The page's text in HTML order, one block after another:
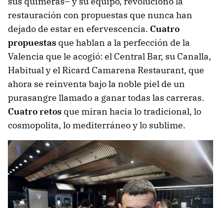
restauración con propuestas que nunca han
dejado de estar en efervescencia. Cuatro
propuestas que hablan a la perfección de la
Valencia que le acogió: el Central Bar, su Canalla,
Habitual y el Ricard Camarena Restaurant, que
ahora se reinventa bajo la noble piel de un
purasangre llamado a ganar todas las carreras.
Cuatro retos que miran hacia lo tradicional, lo
cosmopolita, lo mediterráneo y lo sublime.